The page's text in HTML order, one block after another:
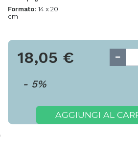
Formato: 14 x 20
cm
18,05 €
- 5%
AGGIUNGI AL